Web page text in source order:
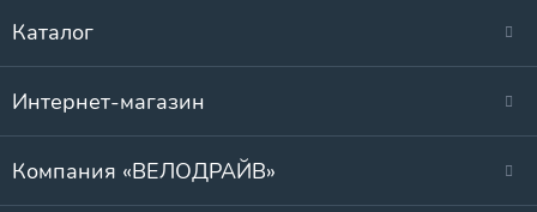
Каталог
Интернет-магазин
Компания «ВЕЛОДРАЙВ»